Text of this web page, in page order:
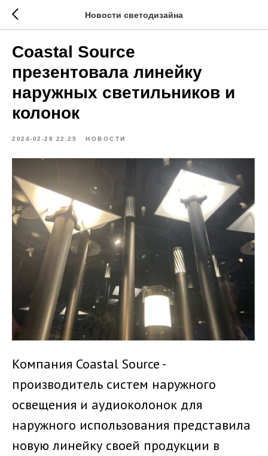
Новости светодизайна
Coastal Source
презентовала линейку
наружных светильников и
колонок
2024-02-28 22:25 НОВОСТИ
Компания Coastal Source -
производитель систем наружного
освещения и аудиоколонок для
наружного использования представила
новую линейку своей продукции в